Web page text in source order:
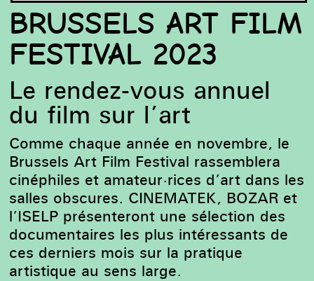
BRUSSELS ART FILM
FESTIVAL 2023
Le rendez-vous annuel
du film sur l’art
Comme chaque année en novembre, le
Brussels Art Film Festival rassemblera
cinéphiles et amateur·rices d’art dans les
salles obscures. CINEMATEK, BOZAR et
l’ISELP présenteront une sélection des
documentaires les plus intéressants de
ces derniers mois sur la pratique
artistique au sens large.